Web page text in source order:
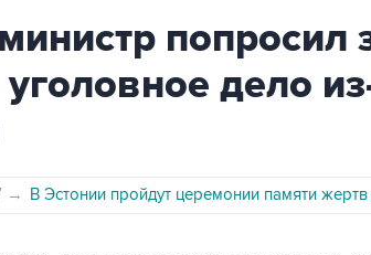
попросил
дело
→ В Эстонии пройдут церемонии памяти жертв